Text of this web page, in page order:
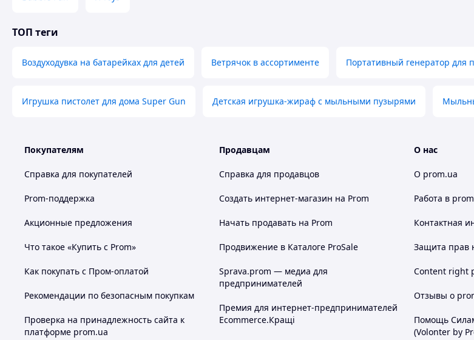
ТОП теги
Воздуходувка на батарейках для детей Ветрячок в ассортименте Портативный генератор для
Игрушка пистолет для дома Super Gun Детская игрушка-жираф с мыльными пузырями
Покупателям
Справка для покупателей
Prom-поддержка
Акционные предложения
Что такое «Купить с Prom»
Как покупать с Пром-оплатой
Рекомендации по безопасным покупкам
Проверка на принадлежность сайта к
платформе prom.ua
Продавцам
Справка для продавцов
Создать интернет-магазин на Prom
Начать продавать на Prom
Продвижение в Каталоге ProSale
Sprava.prom — медиа для
предпринимателей
Премия для интернет-предпринимателей
Ecommerce.Кращі
О нас
О prom.ua
Работа в
Контактная
Защита прав
Content right
Отзывы о
Помощь
(Volonter by